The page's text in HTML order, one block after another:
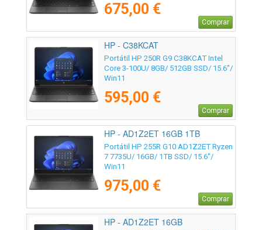
675,00 €
Comprar
HP - C38KCAT
Portátil HP 250R G9 C38KCAT Intel
Core 3-100U/ 8GB/ 512GB SSD/ 15.6"/
Win11
595,00 €
Comprar
HP - AD1Z2ET 16GB 1TB
Portátil HP 255R G10 AD1Z2ET Ryzen
7 7735U/ 16GB/ 1TB SSD/ 15.6"/
Win11
975,00 €
Comprar
HP - AD1Z2ET 16GB